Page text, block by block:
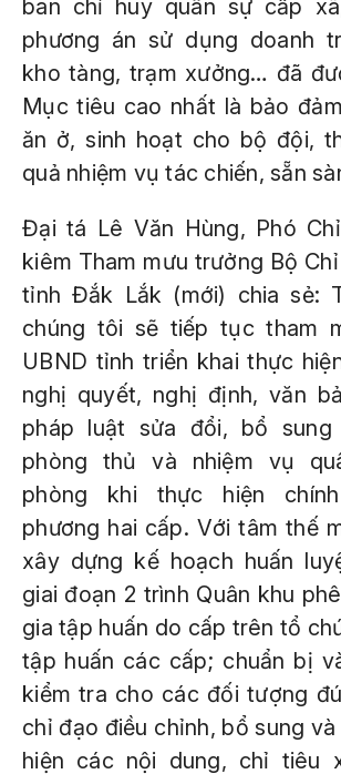
ban chỉ huy quân sự cấp
phương án sử dụng doanh
kho tàng, trạm xưởng… đã
Mục tiêu cao nhất là bảo
ăn ở, sinh hoạt cho bộ đội,
quả nhiệm vụ tác chiến, sẵn
Đại tá Lê Văn Hùng, Phó
kiêm Tham mưu trưởng Bộ
tỉnh Đắk Lắk (mới) chia sẻ:
chúng tôi sẽ tiếp tục tham
UBND tỉnh triển khai thực
nghị quyết, nghị định, văn
pháp luật sửa đổi, bổ
phòng thủ và nhiệm vụ
phòng khi thực hiện
phương hai cấp. Với tâm thế
xây dựng kế hoạch huấn
giai đoạn 2 trình Quân khu
gia tập huấn do cấp trên tổ
tập huấn các cấp; chuẩn bị
kiểm tra cho các đối tượng
chỉ đạo điều chỉnh, bổ sung
hiện các nội dung, chỉ tiêu